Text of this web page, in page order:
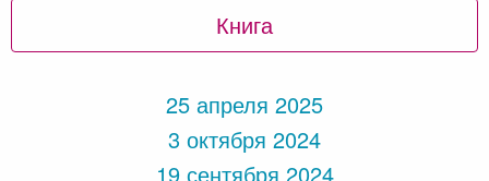
Книга
25 апреля 2025
3 октября 2024
19 сентября 2024